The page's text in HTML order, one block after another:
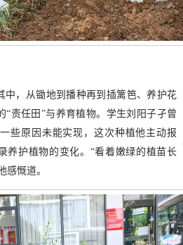
中，从锄地到播种再到插篱笆、养护花
“责任田”与养育植物。学生刘阳子孑曾
些原因未能实现，这次种植他主动报
养护植物的变化。“看着嫩绿的植苗长
感慨道。